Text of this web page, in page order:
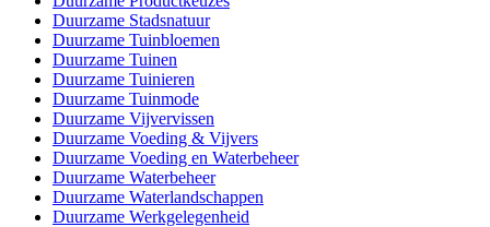
Duurzame Stadsnatuur
Duurzame Tuinbloemen
Duurzame Tuinen
Duurzame Tuinieren
Duurzame Tuinmode
Duurzame Vijvervissen
Duurzame Voeding & Vijvers
Duurzame Voeding en Waterbeheer
Duurzame Waterbeheer
Duurzame Waterlandschappen
Duurzame Werkgelegenheid